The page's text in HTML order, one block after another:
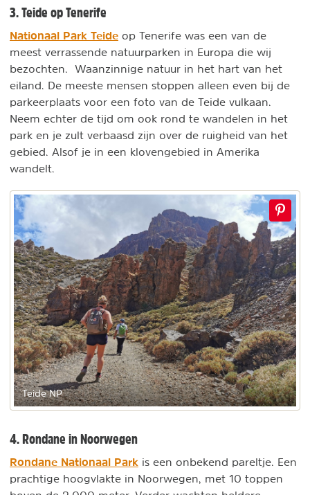
3. Teide op Tenerife
Nationaal Park Teide op Tenerife was een van de
meest verrassende natuurparken in Europa die wij
bezochten. Waanzinnige natuur in het hart van het
eiland. De meeste mensen stoppen alleen even bij de
parkeerplaats voor een foto van de Teide vulkaan.
Neem echter de tijd om ook rond te wandelen in het
park en je zult verbaasd zijn over de ruigheid van het
gebied. Alsof je in een klovengebied in Amerika
wandelt.
Teide NP
4. Rondane in Noorwegen
Rondane Nationaal Park is een onbekend pareltje. Een
prachtige hoogvlakte in Noorwegen, met 10 toppen